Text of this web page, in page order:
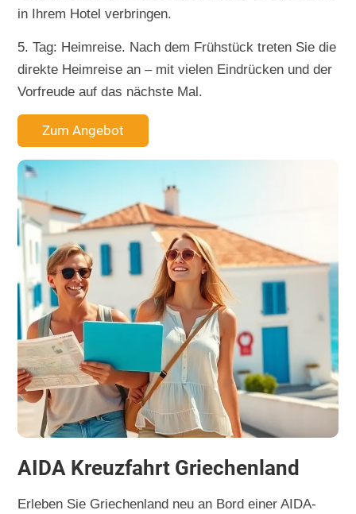
in Ihrem Hotel verbringen.
5. Tag: Heimreise. Nach dem Frühstück treten Sie die
direkte Heimreise an – mit vielen Eindrücken und der
Vorfreude auf das nächste Mal.
Zum Angebot
AIDA Kreuzfahrt Griechenland
Erleben Sie Griechenland neu an Bord einer AIDA-